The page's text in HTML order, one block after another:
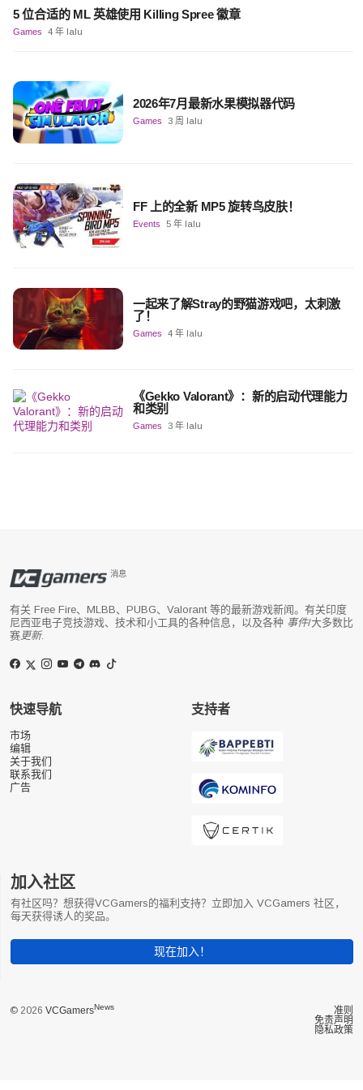
5 位合适的 ML 英雄使用 Killing Spree 徽章
Games 4 年 lalu
2026年7月最新水果模拟器代码
Games 3 周 lalu
FF 上的全新 MP5 旋转鸟皮肤！
Events 5 年 lalu
一起来了解Stray的野猫游戏吧，太刺激
了！
Games 4 年 lalu
《Gekko Valorant》：新的启动代理能力
和类别
Games 3 年 lalu
消息
有关 Free Fire、MLBB、PUBG、Valorant 等的最新游戏新闻。有关印度
尼西亚电子竞技游戏、技术和小工具的各种信息，以及各种 事件/大多数比
赛 更新.
快速导航
市场
编辑
关于我们
联系我们
广告
支持者
加入社区
有社区吗？想获得VCGamers的福利支持？立即加入 VCGamers 社区，
每天获得诱人的奖品。
现在加入！
© 2026 VCGamersNews
准则
免责声明
隐私政策